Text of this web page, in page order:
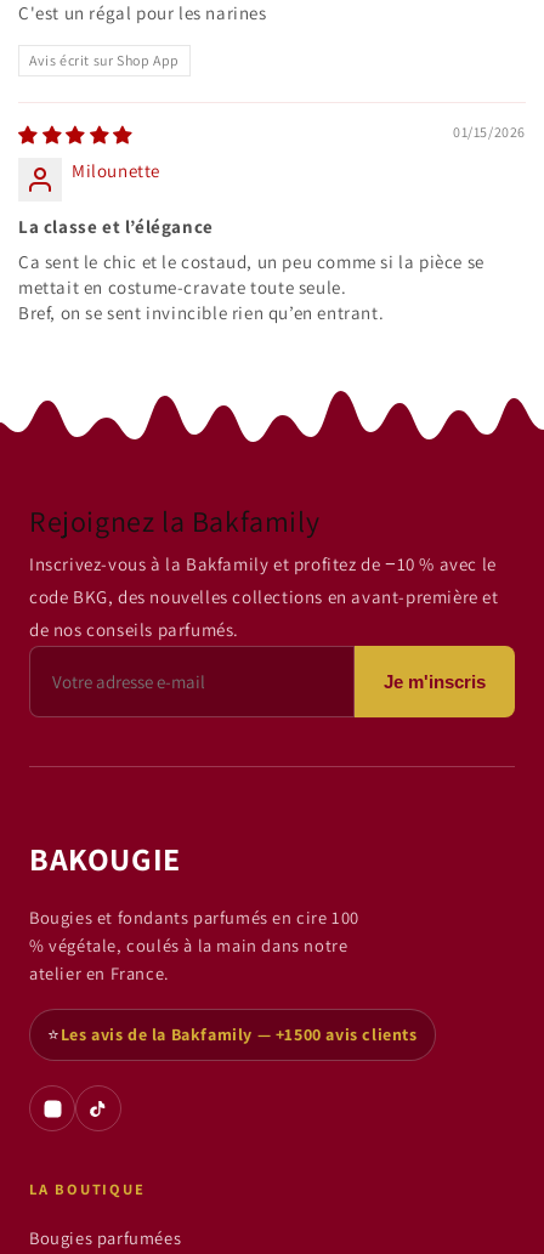
C'est un régal pour les narines
Avis écrit sur Shop App
01/15/2026
Milounette
La classe et l’élégance
Ça sent le chic et le costaud, un peu comme si la pièce se
mettait en costume-cravate toute seule.
Bref, on se sent invincible rien qu’en entrant.
Rejoignez la Bakfamily
Inscrivez-vous à la Bakfamily et profitez de −10 % avec le
code BKG, des nouvelles collections en avant-première et
de nos conseils parfumés.
Je m'inscris
BAKOUGIE
Bougies et fondants parfumés en cire 100
% végétale, coulés à la main dans notre
atelier en France.
⭐Les avis de la Bakfamily — +1500 avis clients
LA BOUTIQUE
Bougies parfumées